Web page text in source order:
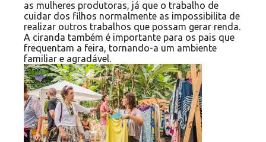
as mulheres produtoras, já que o trabalho de
cuidar dos filhos normalmente as impossibilita de
realizar outros trabalhos que possam gerar renda.
A ciranda também é importante para os pais que
frequentam a feira, tornando-a um ambiente
familiar e agradável.